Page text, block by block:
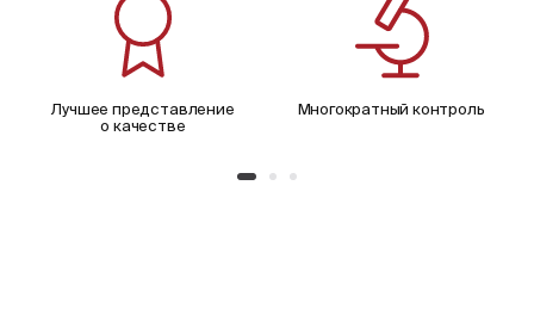
Лучшее представление
о качестве
Многократный контроль